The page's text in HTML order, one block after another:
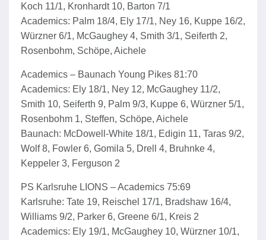
Koch 11/1, Kronhardt 10, Barton 7/1
Academics: Palm 18/4, Ely 17/1, Ney 16, Kuppe 16/2,
Würzner 6/1, McGaughey 4, Smith 3/1, Seiferth 2,
Rosenbohm, Schöpe, Aichele
Academics – Baunach Young Pikes 81:70
Academics: Ely 18/1, Ney 12, McGaughey 11/2,
Smith 10, Seiferth 9, Palm 9/3, Kuppe 6, Würzner 5/1,
Rosenbohm 1, Steffen, Schöpe, Aichele
Baunach: McDowell-White 18/1, Edigin 11, Taras 9/2,
Wolf 8, Fowler 6, Gomila 5, Drell 4, Bruhnke 4,
Keppeler 3, Ferguson 2
PS Karlsruhe LIONS – Academics 75:69
Karlsruhe: Tate 19, Reischel 17/1, Bradshaw 16/4,
Williams 9/2, Parker 6, Greene 6/1, Kreis 2
Academics: Ely 19/1, McGaughey 10, Würzner 10/1,